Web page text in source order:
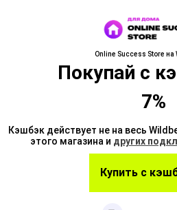
Оnline Success Store на
Покупай с
7%
Кэшбэк действует не на весь
этого магазина и других
Купить с